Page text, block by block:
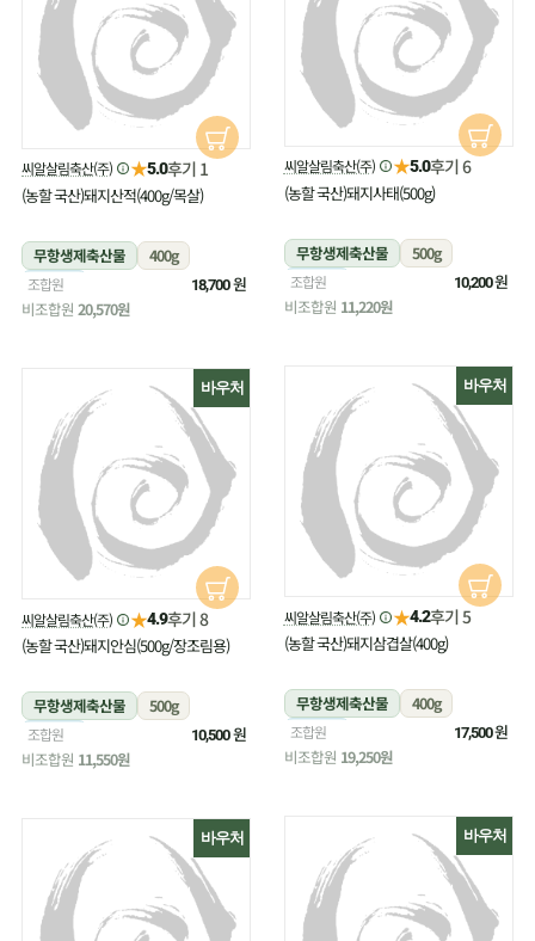
씨알살림축산(주) ★5.0후기 6
(농할 국산)돼지사태(500g)
무항생제축산물
500g
냉장
조합원 10,200원
비조합원 11,220원
씨알살림축산(주) ★5.0후기 1
(농할 국산)돼지산적(400g/목살)
무항생제축산물
400g
냉장
조합원 18,700원
비조합원 20,570원
바우처
씨알살림축산(주) ★4.2후기 5
(농할 국산)돼지삼겹살(400g)
무항생제축산물
400g
냉장
조합원 17,500원
비조합원 19,250원
바우처
씨알살림축산(주) ★4.9후기 8
(농할 국산)돼지안심(500g/장조림용)
무항생제축산물
500g
냉장
조합원 10,500원
비조합원 11,550원
바우처
바우처